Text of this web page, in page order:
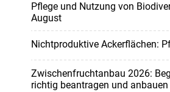
Pflege und Nutzung von
August
Nichtproduktive Ackerflächen:
Zwischenfruchtanbau 2026:
richtig beantragen und anbauen